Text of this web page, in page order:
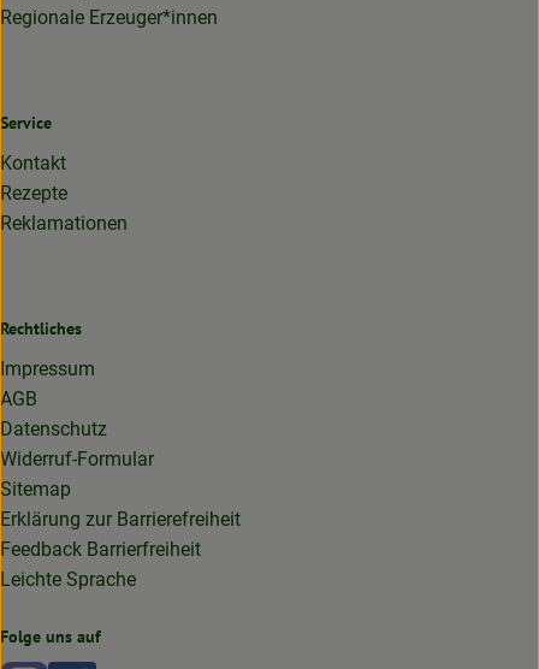
Regionale Erzeuger*innen
Service
Kontakt
Rezepte
Reklamationen
Rechtliches
Impressum
AGB
Datenschutz
Widerruf-Formular
Sitemap
Erklärung zur Barrierefreiheit
Feedback Barrierfreiheit
Leichte Sprache
Folge uns auf